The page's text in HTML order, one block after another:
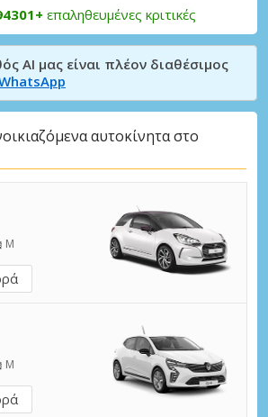
επαληθευμένες κριτικές
AI μας είναι πλέον διαθέσιμος
αυτοκίνητα στο
M
M